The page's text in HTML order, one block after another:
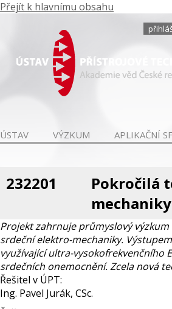
Přejít k hlavnímu obsahu
ÚSTAV VÝZKUM APLIKAČNÍ
232201
Pokročilá
Projekt zahrnuje průmyslový
srdeční elektro-mechaniky.
využívající ultra-vysokofrekvenčního
srdečních onemocnění. Zcela nová
Řešitel v ÚPT:
Ing. Pavel Jurák, CSc.